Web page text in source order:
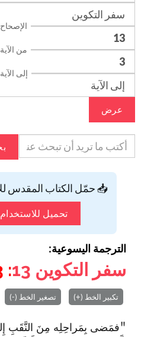
الإصحاح
من الآية
إلى الآية
عرض
📥 حمّل الكتاب المقدس
تحميل
الترجمة اليسوعية:
سفر التكوين 13
: 3
تكبير الخط (+) تصغير الخط (-)
"فمَضى بِمَراحِلِه مِنَ النَّقَبِ